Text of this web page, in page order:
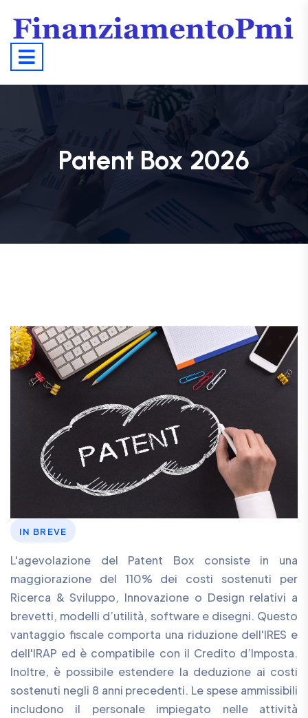
Patent Box 2026
IN BREVE
L'agevolazione del Patent Box consiste in una
maggiorazione del 110% dei costi sostenuti per
Ricerca & Sviluppo, Innovazione o Design relativi a
brevetti, modelli d’utilità, software e disegni. Questo
vantaggio fiscale comporta una riduzione dell'IRES e
dell'IRAP ed è compatibile con il Credito d’Imposta.
Inoltre, è possibile estendere la deduzione ai costi
sostenuti negli 8 anni precedenti. Le spese ammissibili
includono il personale impiegato nelle attività